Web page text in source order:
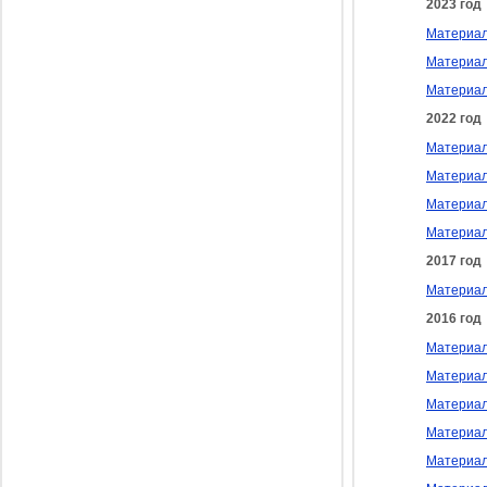
2023 год
2022 год
2017 год
2016 год